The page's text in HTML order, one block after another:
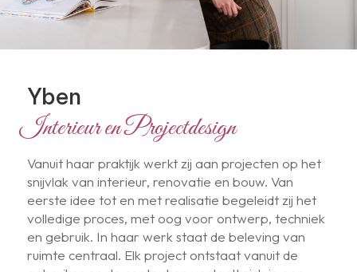
Yben
Interieur en Projectdesign
Vanuit haar praktijk werkt zij aan projecten op het
snijvlak van interieur, renovatie en bouw. Van
eerste idee tot en met realisatie begeleidt zij het
volledige proces, met oog voor ontwerp, techniek
en gebruik. In haar werk staat de beleving van
ruimte centraal. Elk project ontstaat vanuit de